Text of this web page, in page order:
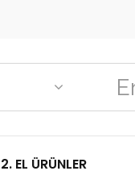
2. EL ÜRÜNLER